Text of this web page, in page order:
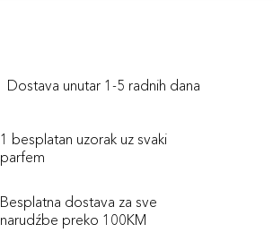
Dostava unutar 1-5 radnih dana
1 besplatan uzorak uz svaki
parfem
Besplatna dostava za sve
narudźbe preko 100KM